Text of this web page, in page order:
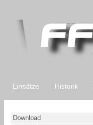
Einsätze Historik
Download